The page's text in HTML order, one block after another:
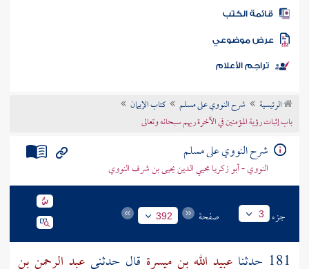
المكتبة
الكتب
موضوعي
تراجم الأعلام
الرئيسية شرح النووي على مسلم
كتاب الإيمان
باب إثبات رؤية المؤمنين في الآخرة ربهم سبحانه وتعالى
شرح النووي على مسلم
النووي - أبو زكريا محيي الدين يحيى بن شرف النووي
جزء 3 صفحة 392
181 حدثنا عبيد الله بن ميسرة قال حدثني عبد الرحمن بن